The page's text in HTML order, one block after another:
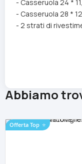
- Casseruola 24 *
- Casseruola 28 *
- 2 strati di
Abbiamo
Offerta Top ⭐